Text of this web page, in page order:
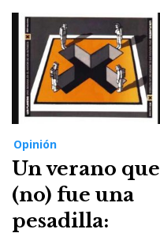
Opinión
Un verano que
(no) fue una
pesadilla: